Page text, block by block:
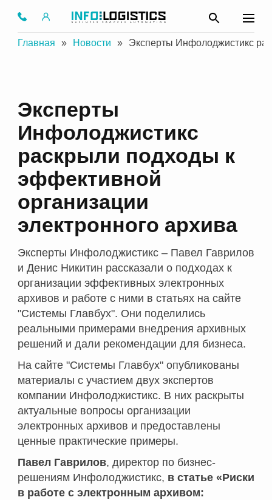
Главная » Новости » Эксперты Инфолоджистикс
Эксперты
Инфолоджистикс
раскрыли подходы к
эффективной
организации
электронного архива
Эксперты Инфолоджистикс – Павел Гаврилов
и Денис Никитин рассказали о подходах к
организации эффективных электронных
архивов и работе с ними в статьях на сайте
"Системы Главбух". Они поделились
реальными примерами внедрения архивных
решений и дали рекомендации для бизнеса.
На сайте "Системы Главбух" опубликованы
материалы с участием двух экспертов
компании Инфолоджистикс. В них раскрыты
актуальные вопросы организации
электронных архивов и предоставлены
ценные практические примеры.
Павел Гаврилов, директор по бизнес-
решениям Инфолоджистикс, в статье «Риски
в работе с электронным архивом: